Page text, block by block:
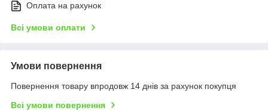
Оплата на рахунок
Всі умови оплати
Умови повернення
Повернення товару впродовж 14 днів за рахунок покупця
Всі умови повернення